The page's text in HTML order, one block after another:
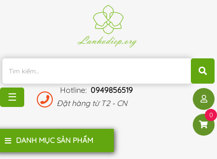
Hotline: 0949856519
Đặt hàng từ T2 - CN
0
MÃI
BLOG
HÀNG
☰
DANH MỤC SẢN PHẨM